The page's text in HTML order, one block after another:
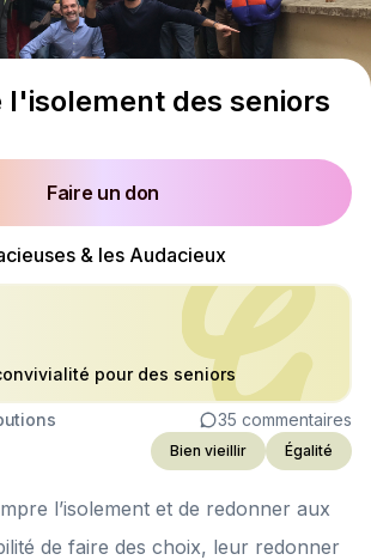
l'isolement des seniors
Faire un don
& les Audacieux
pour des seniors
35 commentaires
Bien vieillir Égalité
l’isolement et de redonner aux
de faire des choix, leur redonner